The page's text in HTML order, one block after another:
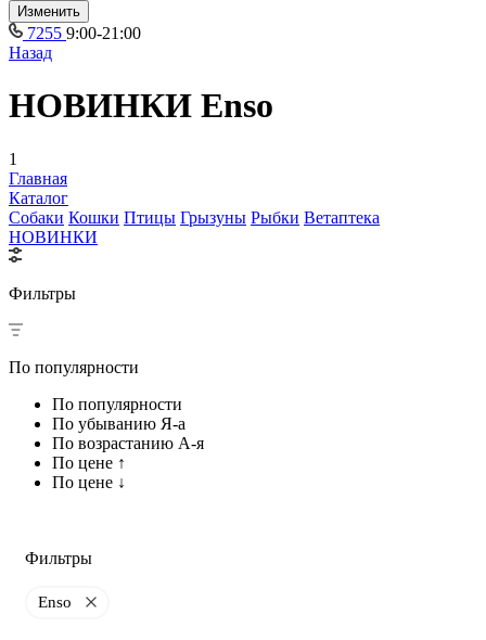
Изменить
7255 9:00-21:00
Назад
НОВИНКИ Enso
1
Главная
Каталог
Собаки Кошки Птицы Грызуны Рыбки Ветаптека
НОВИНКИ
Фильтры
По популярности
По популярности
По убыванию Я-а
По возрастанию А-я
По цене ↑
По цене ↓
Фильтры
Enso